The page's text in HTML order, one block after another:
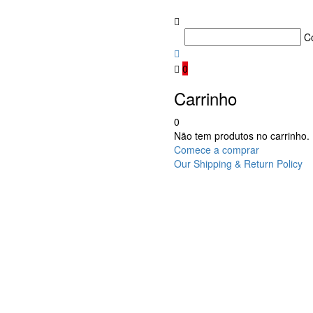
0
Carrinho
0
Não tem produtos no carrinho.
Comece a comprar
Our Shipping & Return Policy